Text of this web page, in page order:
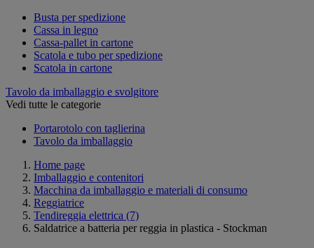
Busta per spedizione
Cassa in legno
Cassa-pallet in cartone
Scatola e tubo per spedizione
Scatola in cartone
Tavolo da imballaggio e svolgitore
Vedi tutte le categorie
Portarotolo con taglierina
Tavolo da imballaggio
Home page
Imballaggio e contenitori
Macchina da imballaggio e materiali di consumo
Reggiatrice
Tendireggia elettrica (7)
Saldatrice a batteria per reggia in plastica - Stockman